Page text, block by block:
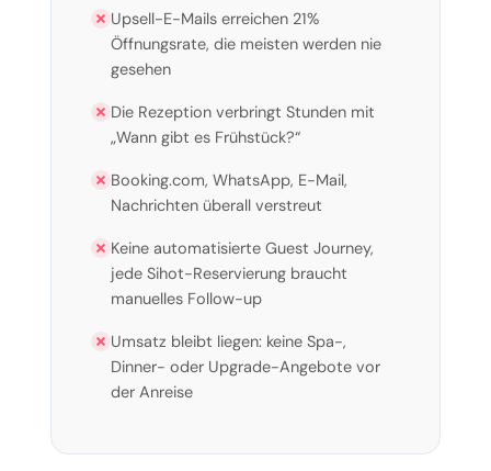
Upsell-E-Mails erreichen 21%
Öffnungsrate, die meisten werden nie
gesehen
Die Rezeption verbringt Stunden mit
„Wann gibt es Frühstück?“
Booking.com, WhatsApp, E-Mail,
Nachrichten überall verstreut
Keine automatisierte Guest Journey,
jede Sihot-Reservierung braucht
manuelles Follow-up
Umsatz bleibt liegen: keine Spa-,
Dinner- oder Upgrade-Angebote vor
der Anreise